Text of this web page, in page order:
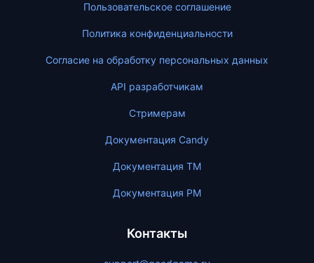
Пользовательское соглашение
Политика конфиденциальности
Согласие на обработку персональных данных
API разработчикам
Стримерам
Документация Candy
Документация ТМ
Документация PM
Контакты